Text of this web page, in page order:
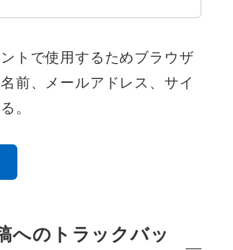
トで使用するためブラウザ
前、メールアドレス、サイ
。
へのトラックバッ